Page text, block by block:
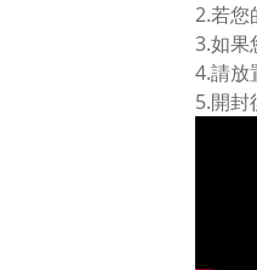
2.若您
3.如果
4.請放
5.開封